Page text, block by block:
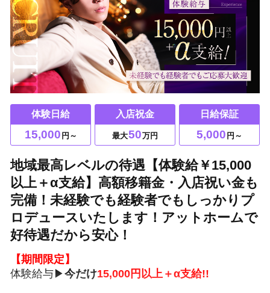
体験日給
15,000 円～
入店祝金
最大50万円
日給保証
5,000 円～
地域最高レベルの待遇【体験給￥15,000
以上＋α支給】高額移籍金・入店祝い金も
完備！未経験でも経験者でもしっかりプ
ロデュースいたします！アットホームで
好待遇だから安心！
【期間限定】
体験給与▶今だけ15,000円以上＋α支給!!